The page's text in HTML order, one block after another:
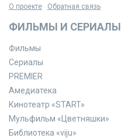
О проекте
Обратная связь
ФИЛЬМЫ И СЕРИАЛЫ
Фильмы
Сериалы
PREMIER
Амедиатека
Кинотеатр «START»
Мульфильм «Цветняшки»
Библиотека «viju»